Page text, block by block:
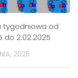
tygodniowa od
do 2.02.2025
2025